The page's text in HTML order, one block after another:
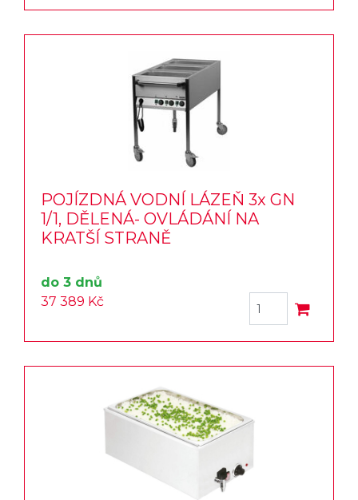
POJÍZDNÁ VODNÍ LÁZEŇ 3x GN
1/1, DĚLENÁ- OVLÁDÁNÍ NA
KRATŠÍ STRANĚ
do 3 dnů
37 389 Kč